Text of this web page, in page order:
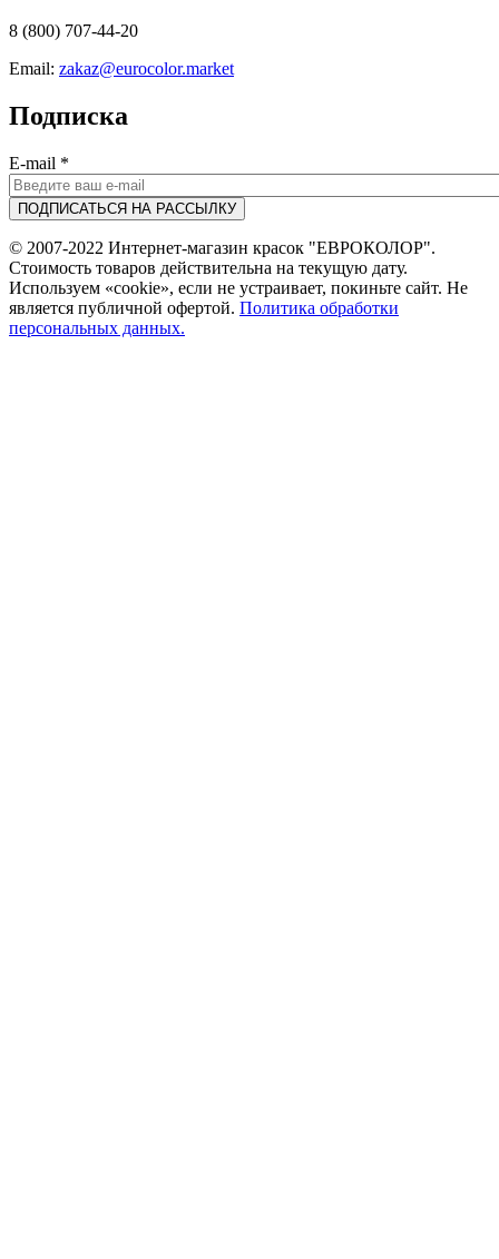
8 (800) 707-44-20
Email: zakaz@eurocolor.market
Подписка
E-mail *
© 2007-2022 Интернет-магазин красок "ЕВРОКОЛОР".
Стоимость товаров действительна на текущую дату.
Используем «cookie», если не устраивает, покиньте сайт. Не
является публичной офертой. Политика обработки
персональных данных.